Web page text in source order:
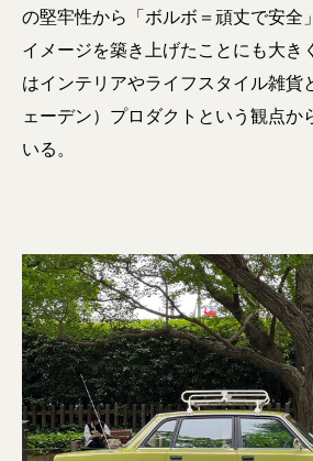
の堅牢性から「ボルボ＝頑丈で安全
イメージを築き上げたことにも大き
はインテリアやライフスタイル雑貨
ェーデン）プロダクトという観点か
いる。